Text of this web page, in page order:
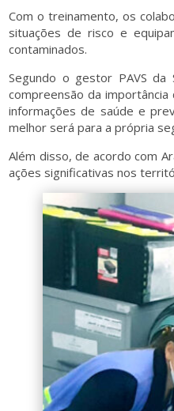
Com o treinamento, os
situações de risco e
contaminados.
Segundo o gestor PAVS
compreensão da
informações de saúde e
melhor será para a própria
Além disso, de acordo com
ações significativas nos